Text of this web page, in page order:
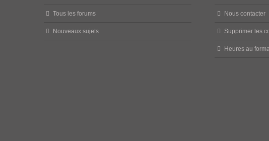
Tous les forums
Nouveaux sujets
Nous contacter
Supprimer les
Heures au